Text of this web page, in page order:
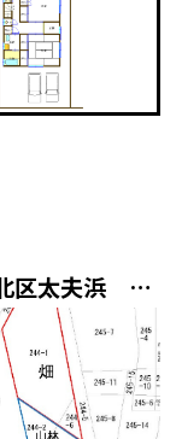
新潟市北区太夫浜 売地 270.43坪